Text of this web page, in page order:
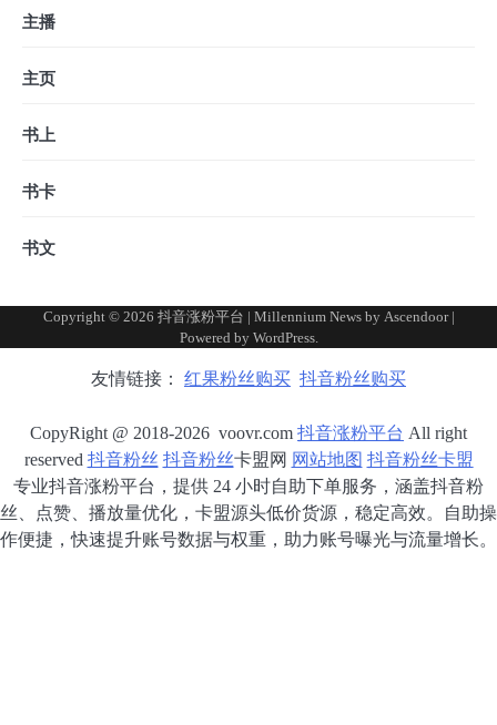
主播
主页
书上
书卡
书文
Copyright © 2026 抖音涨粉平台 | Millennium News by Ascendoor|
Powered by WordPress.
友情链接： 红果粉丝购买 抖音粉丝购买
CopyRight @ 2018-2026 voovr.com 抖音涨粉平台 All right
reserved 抖音粉丝 抖音粉丝卡盟网 网站地图 抖音粉丝卡盟
专业抖音涨粉平台，提供 24 小时自助下单服务，涵盖抖音粉
丝、点赞、播放量优化，卡盟源头低价货源，稳定高效。自助操
作便捷，快速提升账号数据与权重，助力账号曝光与流量增长。